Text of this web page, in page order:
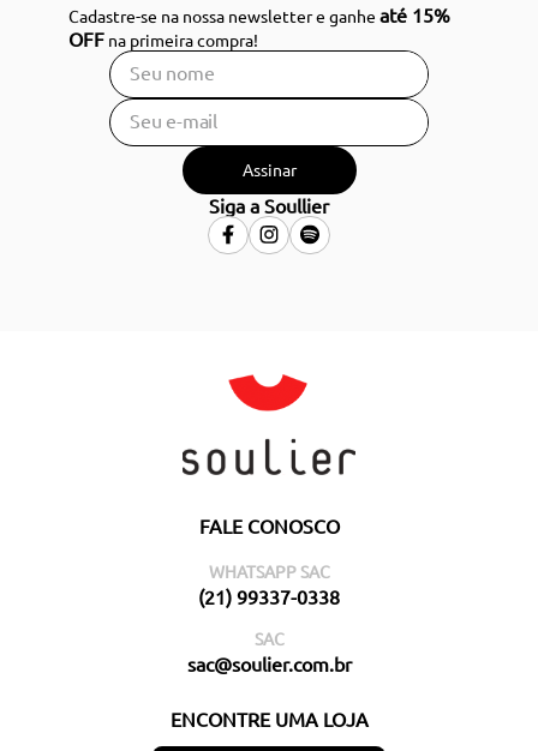
Cadastre-se na nossa newsletter e ganheaté 15%
OFF na primeira compra!
Assinar
Siga a Soullier
FALE CONOSCO
WHATSAPP SAC
(21) 99337-0338
SAC
sac@soulier.com.br
ENCONTRE UMA LOJA